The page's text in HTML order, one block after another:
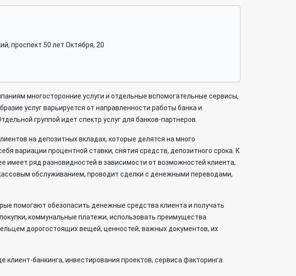
проспект 50 лет Октября, 20
многосторонние услуги и отдельные вспомогательные сервисы,
услуг варьируется от направленности работы банка и
группой идет спектр услуг для банков-партнеров.
на депозитных вкладах, которые делятся на много
вариации процентной ставки, снятия средств, депозитного срока. К
имеет ряд разновидностей в зависимости от возможностей клиента,
обслуживанием, проводит сделки с денежными переводами,
помогают обезопасить денежные средства клиента и получать
коммунальные платежи, использовать преимущества
дорогостоящих вещей, ценностей, важных документов, их
банкинга, инвестирования проектов, сервиса факторинга.